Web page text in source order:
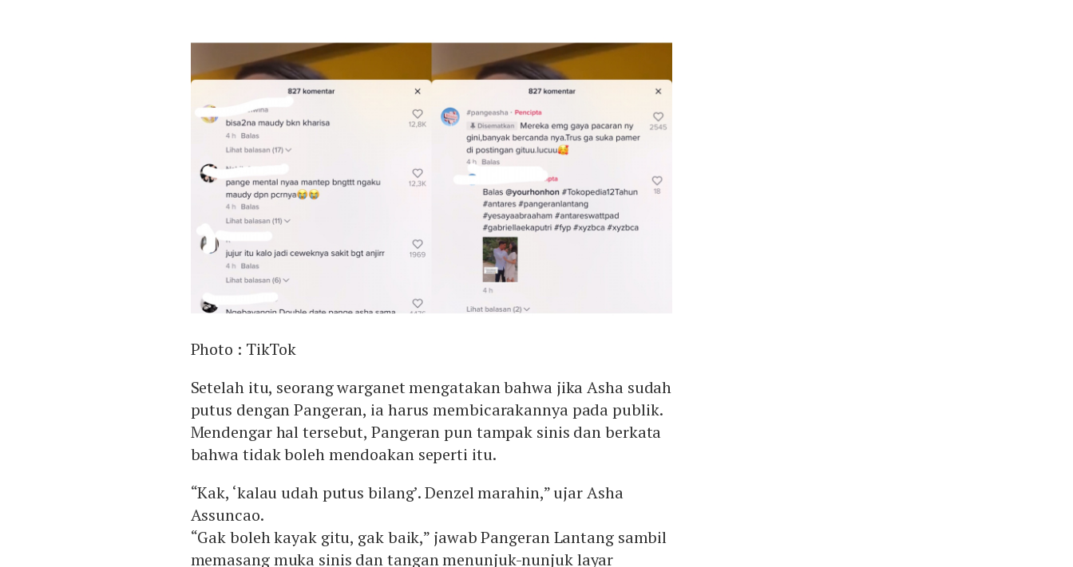
Photo : TikTok
Setelah itu, seorang warganet mengatakan bahwa jika Asha sudah
putus dengan Pangeran, ia harus membicarakannya pada publik.
Mendengar hal tersebut, Pangeran pun tampak sinis dan berkata
bahwa tidak boleh mendoakan seperti itu.
“Kak, ‘kalau udah putus bilang’. Denzel marahin,” ujar Asha
Assuncao.
“Gak boleh kayak gitu, gak baik,” jawab Pangeran Lantang sambil
memasang muka sinis dan tangan menunjuk-nunjuk layar